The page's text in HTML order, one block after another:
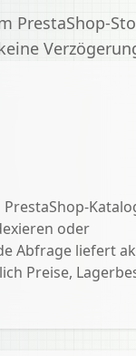
PrestaShop-
oder
Abfrage liefert
Preise,